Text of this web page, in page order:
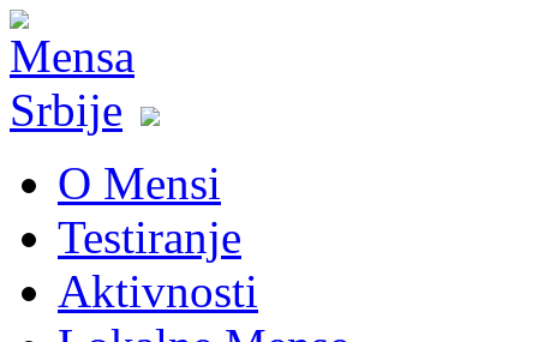
O Mensi
Testiranje
Aktivnosti